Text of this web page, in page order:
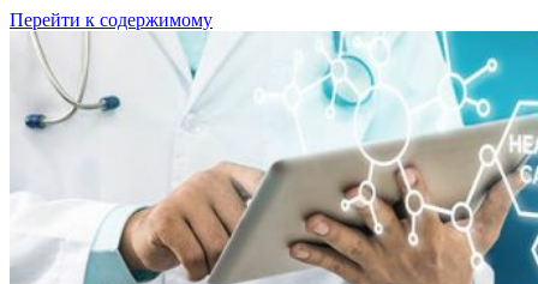
Перейти к содержимому